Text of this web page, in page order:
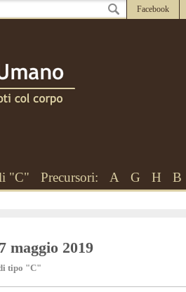
Facebook
"C" Precursori: A G H B
maggio 2019
tipo "C"